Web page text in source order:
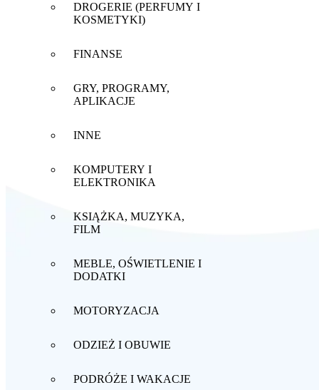
DROGERIE (PERFUMY I
KOSMETYKI)
FINANSE
GRY, PROGRAMY,
APLIKACJE
INNE
KOMPUTERY I
ELEKTRONIKA
KSIĄŻKA, MUZYKA,
FILM
MEBLE, OŚWIETLENIE I
DODATKI
MOTORYZACJA
ODZIEŻ I OBUWIE
PODRÓŻE I WAKACJE